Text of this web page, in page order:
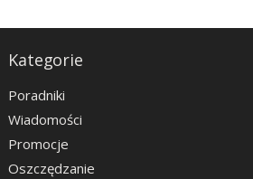
Kategorie
Poradniki
Wiadomości
Promocje
Oszczędzanie